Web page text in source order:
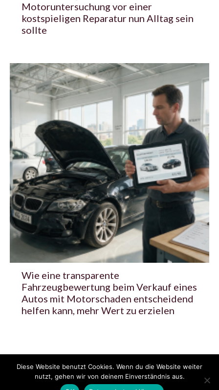
Motoruntersuchung vor einer
kostspieligen Reparatur nun Alltag sein
sollte
Wie eine transparente
Fahrzeugbewertung beim Verkauf eines
Autos mit Motorschaden entscheidend
helfen kann, mehr Wert zu erzielen
© 2020 - 2025 Copyright - KFZzeitung.com
Datenschutzerklärung FAQ Kontakt Impressum
Diese Website benutzt Cookies. Wenn du die Website weiter
nutzt, gehen wir von deinem Einverständnis aus.